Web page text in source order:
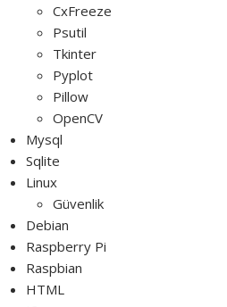
CxFreeze
Psutil
Tkinter
Pyplot
Pillow
OpenCV
Mysql
Sqlite
Linux
Güvenlik
Debian
Raspberry Pi
Raspbian
HTML